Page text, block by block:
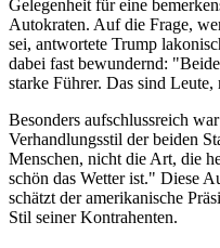
Gelegenheit für eine
Autokraten. Auf die Frage,
sei, antwortete Trump
dabei fast bewundernd:
starke Führer. Das sind
Besonders aufschlussreich
Verhandlungsstil der beiden
Menschen, nicht die Art, die
schön das Wetter ist." Diese
schätzt der amerikanische
Stil seiner Kontrahenten.